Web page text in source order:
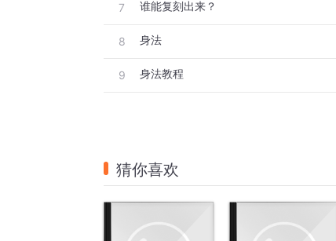
7 谁能复刻出来？
8 身法
9 身法教程
猜你喜欢